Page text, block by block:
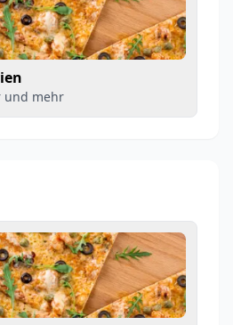
und mehr